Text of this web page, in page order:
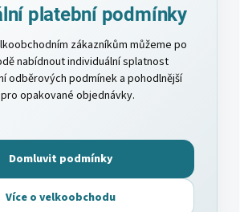
platební podmínky
zákazníkům můžeme po
nabídnout individuální splatnost
odběrových podmínek a pohodlnější
opakované objednávky.
Domluvit podmínky
Více o velkoobchodu